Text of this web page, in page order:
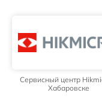
Сервисный центр
Хабаровске